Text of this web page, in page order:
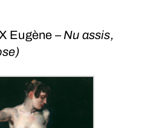
Eugène –Nu assis,